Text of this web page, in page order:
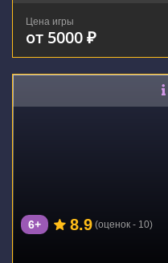
Цена игры
от 5000 ₽
6+ 8.9 (оценок - 10)